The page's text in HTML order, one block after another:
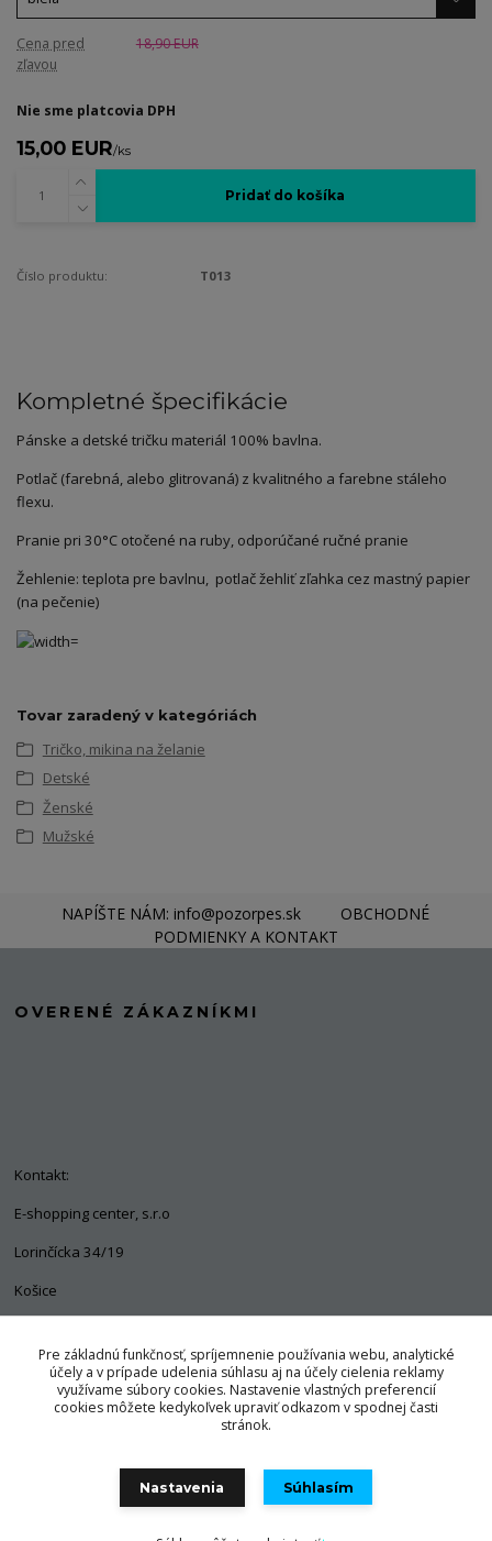
Cena pred
zľavou
18,90 EUR
Nie sme platcovia DPH
15,00 EUR/ks
Pridať do košíka
Číslo produktu: T013
Kompletné špecifikácie
Pánske a detské tričku materiál 100% bavlna.
Potlač (farebná, alebo glitrovaná) z kvalitného a farebne stáleho
flexu.
Pranie pri 30°C otočené na ruby, odporúčané ručné pranie
Žehlenie: teplota pre bavlnu, potlač žehliť zľahka cez mastný papier
(na pečenie)
Tovar zaradený v kategóriách
Tričko, mikina na želanie
Detské
Ženské
Mužské
NAPÍŠTE NÁM: info@pozorpes.sk
OBCHODNÉ
PODMIENKY A KONTAKT
OVERENÉ ZÁKAZNÍKMI
Kontakt:
E-shopping center, s.r.o
Lorinčícka 34/19
Košice
+421 903 563 637
info@pozorpes.sk
Pre základnú funkčnosť, spríjemnenie používania webu, analytické
účely a v prípade udelenia súhlasu aj na účely cielenia reklamy
využívame súbory cookies. Nastavenie vlastných preferencií
cookies môžete kedykoľvek upraviť odkazom v spodnej časti
stránok.
Nastavenia Súhlasím